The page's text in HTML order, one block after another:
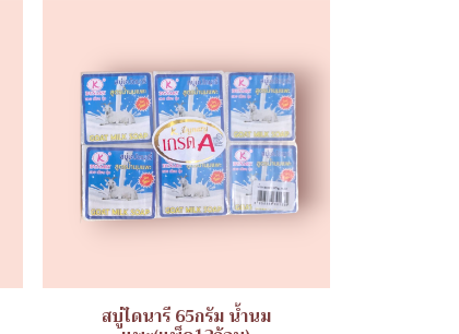
สบู่ไดนารี 65กรัม น้ำนม